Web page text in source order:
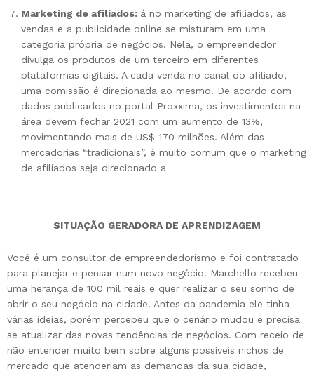
Marketing de afiliados: á no marketing de afiliados, as
vendas e a publicidade online se misturam em uma
categoria própria de negócios. Nela, o empreendedor
divulga os produtos de um terceiro em diferentes
plataformas digitais. A cada venda no canal do afiliado,
uma comissão é direcionada ao mesmo. De acordo com
dados publicados no portal Proxxima, os investimentos na
área devem fechar 2021 com um aumento de 13%,
movimentando mais de US$ 170 milhões. Além das
mercadorias “tradicionais”, é muito comum que o marketing
de afiliados seja direcionado a
SITUAÇÃO GERADORA DE APRENDIZAGEM
Você é um consultor de empreendedorismo e foi contratado
para planejar e pensar num novo negócio. Marchello recebeu
uma herança de 100 mil reais e quer realizar o seu sonho de
abrir o seu negócio na cidade. Antes da pandemia ele tinha
várias ideias, porém percebeu que o cenário mudou e precisa
se atualizar das novas tendências de negócios. Com receio de
não entender muito bem sobre alguns possíveis nichos de
mercado que atenderiam as demandas da sua cidade,